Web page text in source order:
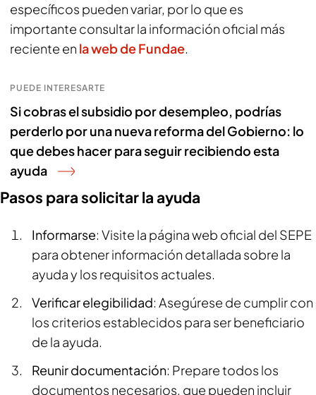
específicos pueden variar, por lo que es
importante consultar la información oficial más
reciente en la web de Fundae.
PUEDE INTERESARTE
Si cobras el subsidio por desempleo, podrías
perderlo por una nueva reforma del Gobierno: lo
que debes hacer para seguir recibiendo esta
ayuda
Pasos para solicitar la ayuda
Informarse: Visite la página web oficial del SEPE
para obtener información detallada sobre la
ayuda y los requisitos actuales.
Verificar elegibilidad: Asegúrese de cumplir con
los criterios establecidos para ser beneficiario
de la ayuda.
Reunir documentación: Prepare todos los
documentos necesarios, que pueden incluir